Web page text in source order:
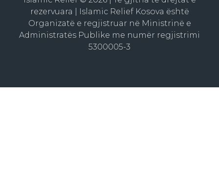
rezervuara | Islamic Relief Kosova është
Organizatë e regjistruar në Ministrinë e
Administratës Publike me numër regjistrimi
5300005-3